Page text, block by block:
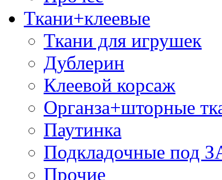
Ткани+клеевые
Ткани для игрушек
Дублерин
Клеевой корсаж
Органза+шторные
Паутинка
Подкладочные под
Прочие